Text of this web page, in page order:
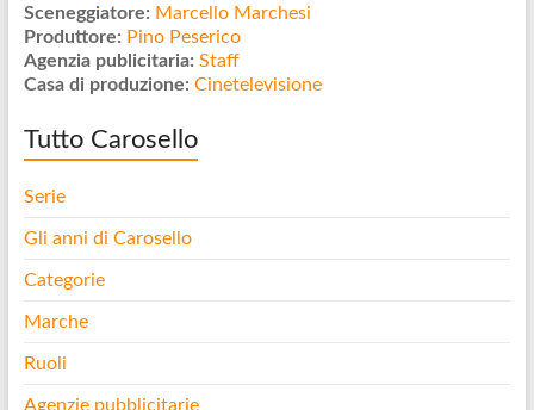
Sceneggiatore: Marcello Marchesi
Produttore: Pino Peserico
Agenzia publicitaria: Staff
Casa di produzione: Cinetelevisione
Tutto Carosello
Serie
Gli anni di Carosello
Categorie
Marche
Ruoli
Agenzie pubblicitarie